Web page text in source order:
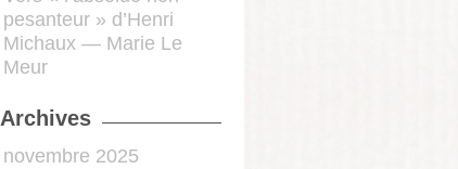
pesanteur » d’Henri
Michaux — Marie Le
Meur
Archives
novembre 2025